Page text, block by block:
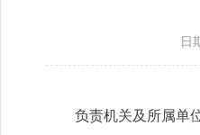
日
负责机关及所属单位